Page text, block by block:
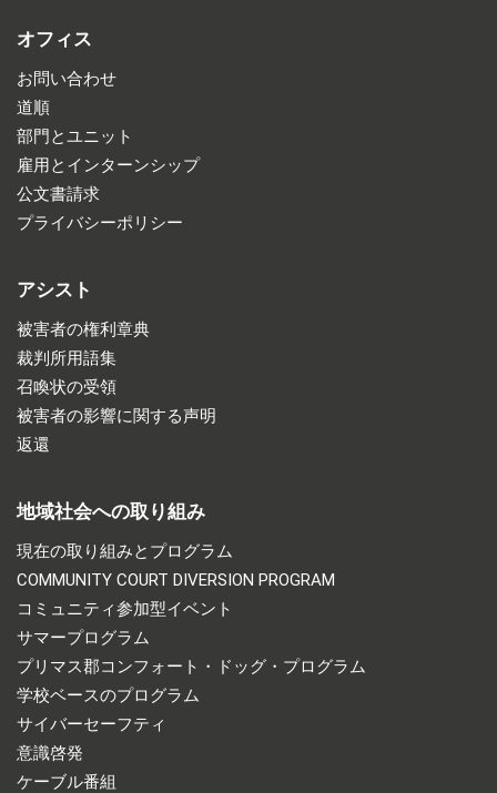
オフィス
お問い合わせ
道順
部門とユニット
雇用とインターンシップ
公文書請求
プライバシーポリシー
アシスト
被害者の権利章典
裁判所用語集
召喚状の受領
被害者の影響に関する声明
返還
地域社会への取り組み
現在の取り組みとプログラム
COMMUNITY COURT DIVERSION PROGRAM
コミュニティ参加型イベント
サマープログラム
プリマス郡コンフォート・ドッグ・プログラム
学校ベースのプログラム
サイバーセーフティ
意識啓発
ケーブル番組